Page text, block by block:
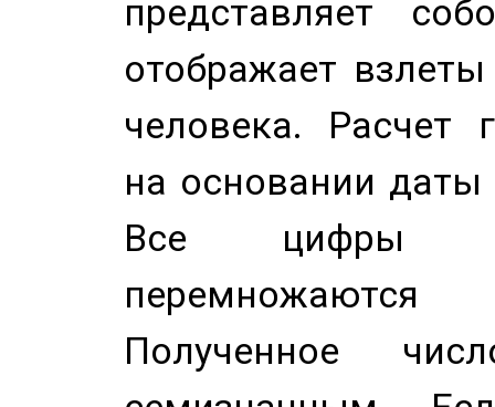
представляет
отображает
человека. Расчет
на основании
Все цифры
Полученное